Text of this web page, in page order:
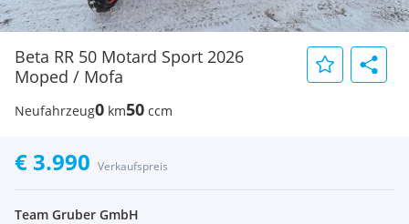
Beta RR 50 Motard Sport 2026
Moped / Mofa
Neufahrzeug0 km50 ccm
€ 3.990 Verkaufspreis
Team Gruber GmbH